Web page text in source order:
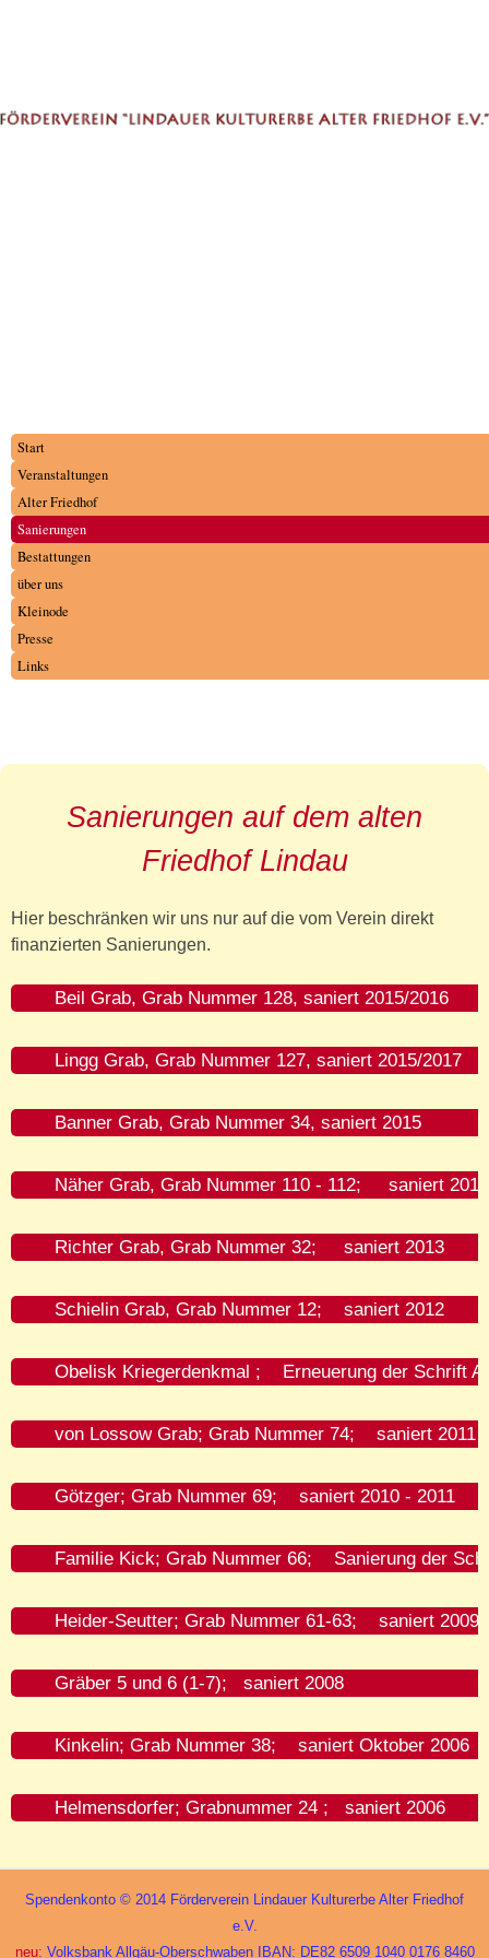
Start
Veranstaltungen
Alter Friedhof
Sanierungen
Bestattungen
über uns
Kleinode
Presse
Links
Sanierungen auf dem alten
Friedhof Lindau
Hier beschränken wir uns nur auf die vom Verein direkt
finanzierten Sanierungen.
Beil Grab, Grab Nummer 128, saniert 2015/2016
Lingg Grab, Grab Nummer 127, saniert 2015/2017
Banner Grab, Grab Nummer 34, saniert 2015
Näher Grab, Grab Nummer 110 - 112; saniert 2014
Richter Grab, Grab Nummer 32; saniert 2013
Schielin Grab, Grab Nummer 12; saniert 2012
Obelisk Kriegerdenkmal ; Erneuerung der Schrift
von Lossow Grab; Grab Nummer 74; saniert 2011
Götzger; Grab Nummer 69; saniert 2010 - 2011
Familie Kick; Grab Nummer 66; Sanierung der
Heider-Seutter; Grab Nummer 61-63; saniert 2009
Gräber 5 und 6 (1-7); saniert 2008
Kinkelin; Grab Nummer 38; saniert Oktober 2006
Helmensdorfer; Grabnummer 24 ; saniert 2006
Spendenkonto © 2014 Förderverein Lindauer Kulturerbe Alter Friedhof
e.V.
neu: Volksbank Allgäu-Oberschwaben IBAN: DE82 6509 1040 0176 8460